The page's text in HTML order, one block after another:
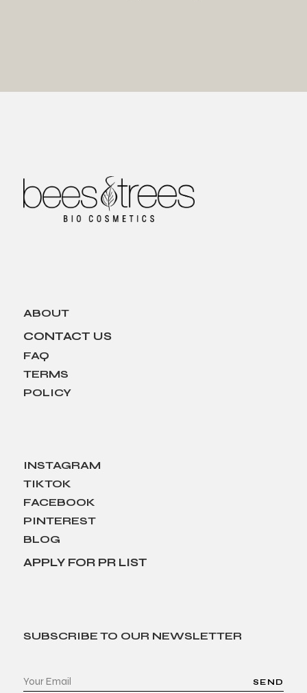
ABOUT
CONTACT US
FAQ
TERMS
POLICY
INSTAGRAM
TIKTOK
FACEBOOK
PINTEREST
BLOG
APPLY FOR PR LIST
SUBSCRIBE TO OUR NEWSLETTER
SEND